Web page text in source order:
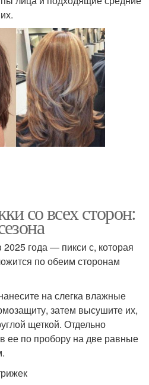
со всех сторон:
года — пикси с, которая
по обеим сторонам
на слегка влажные
затем высушите их,
щеткой. Отдельно
ее по пробору на две равные